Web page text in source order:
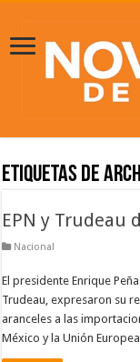
Etiquetas de
EPN y Trudeau
Nacional
El presidente Enrique
Trudeau, expresaron su
aranceles a las
México y la Unión